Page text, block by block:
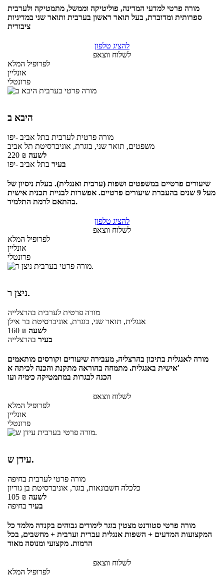
מורה פרטי למדעי המדינה, פוליטיקה וממשל, מתמטיקה ולערבית
ספרותית ומדוברת, בעל תואר ראשון בערבית ותואר שני במדיניות
ציבורית
להציג טלפון
לשלוח ווצאפ
לפרופיל המלא
אונליין
פרונטלי
היבא ב
מורה פרטית לערבית בתל אביב -יפו
משפטים, תואר שני, בוגרת, אוניברסיטת תל אביב
220 ₪ לשעה
בעיר בתל אביב -יפו
שיעורים פרטיים במשפטים ושפות (ערבית ואנגלית). בעלת ניסיון של
מעל 9 שנים בהעברת שיעורים פרטיים. אפשרות לבניית תכנית אישית
בהתאם לרמת התלמיד.
להציג טלפון
לשלוח ווצאפ
לפרופיל המלא
אונליין
פרונטלי
ניצן ר.
מורה פרטית לערבית בהרצלייה
אנגלית, תואר שני, בוגרת, אוניברסיטת בר אילן
160 ₪ לשעה
בעיר בהרצלייה
מורה לאנגלית בתיכון בהרצליה, מעבירה שיעורים וקורסים מותאמים
אישית באנגלית. מתמחה בהוראה מתקנת והכנה לכיתה א'
הכנה לבגרות במתמטיקה כימיה ועו
לשלוח ווצאפ
לפרופיל המלא
אונליין
פרונטלי
עידן ש.
מורה פרטי לערבית בחיפה
כלכלה חשבונאות, בוגר, אוניברסיטת בן גוריון
105 ₪ לשעה
בעיר בחיפה
מורה פרטי סטודנט מצטין בוגר לימודים גבוהים בקנדה מלמד כל
המקצועות המדעים + השפות אנגלית עברית וערבית + מחשבים, בכל
הרמות. מקצועי ומנוסה מאוד
לשלוח ווצאפ
לפרופיל המלא